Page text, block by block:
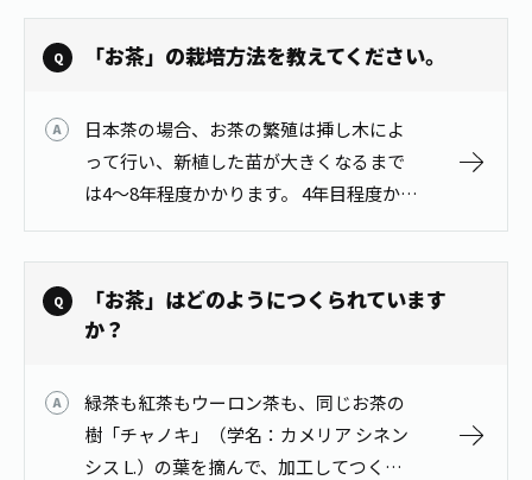
るお茶は、摘み採る20日以上前に茶畑全
体に覆いをかけて日光を遮って、緑が…
「お茶」の栽培方法を教えてください。
日本茶の場合、お茶の繁殖は挿し木によ
って行い、新植した苗が大きくなるまで
は4～8年程度かかります。 4年目程度から
摘採可能となりますが、お茶の収量・品
質が安定化するのは5～8年目くらいから
です。 詳しくは、お茶百科「お茶…
「お茶」はどのようにつくられています
か？
緑茶も紅茶もウーロン茶も、同じお茶の
樹「チャノキ」（学名：カメリア シネン
シス L.）の葉を摘んで、加工してつくら